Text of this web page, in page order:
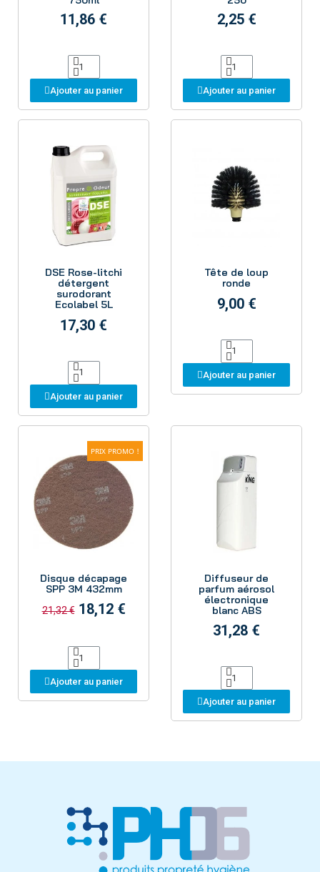
11,86 €
Ajouter au panier
2,25 €
Ajouter au panier
DSE Rose-litchi
détergent
surodorant
Ecolabel 5L
17,30 €
Ajouter au panier
Tête de loup
ronde
9,00 €
Ajouter au panier
PRIX PROMO !
Disque décapage
SPP 3M 432mm
21,32 € 18,12 €
Ajouter au panier
Diffuseur de
parfum aérosol
électronique
blanc ABS
31,28 €
Ajouter au panier